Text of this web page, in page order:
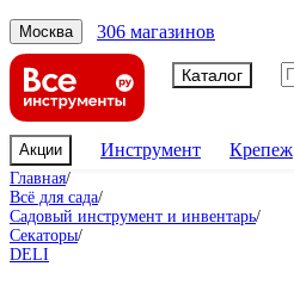
Москва 306 магазинов
Каталог
Акции Инструмент Крепеж
Главная/
Всё для сада/
Садовый инструмент и инвентарь/
Секаторы/
DELI